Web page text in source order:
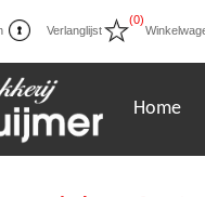
Verlanglijst
(0)
Home